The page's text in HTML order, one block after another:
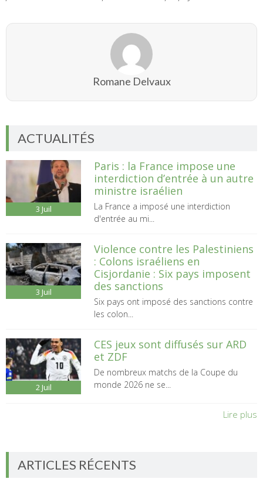
Romane Delvaux
ACTUALITÉS
3 Juil
Paris : la France impose une
interdiction d’entrée à un autre
ministre israélien
La France a imposé une interdiction
d'entrée au mi...
3 Juil
Violence contre les Palestiniens
: Colons israéliens en
Cisjordanie : Six pays imposent
des sanctions
Six pays ont imposé des sanctions contre
les colon...
2 Juil
CES jeux sont diffusés sur ARD
et ZDF
De nombreux matchs de la Coupe du
monde 2026 ne se...
Lire plus
ARTICLES RÉCENTS